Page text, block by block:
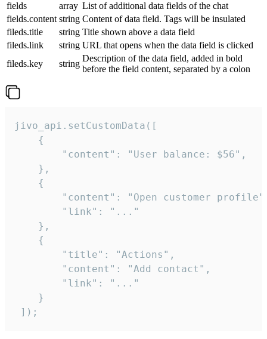
fields
array List of additional data fields of the chat
fields.content string Content of data field. Tags will be insulated
fileds.title
string Title shown above a data field
fileds.link
string URL that opens when the data field is clicked
fileds.key
string
Description of the data field, added in bold
before the field content, separated by a colon
jivo_api.setCustomData([
    {
        "content": "User balance: $56",
    },
    {
"content": "Open customer
        "link": "..."
    },
    {
        "title": "Actions",
        "content": "Add contact",
        "link": "..."
    }
]);